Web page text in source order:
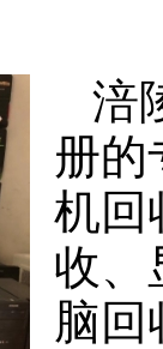
涪
册的
机回
收、
脑回